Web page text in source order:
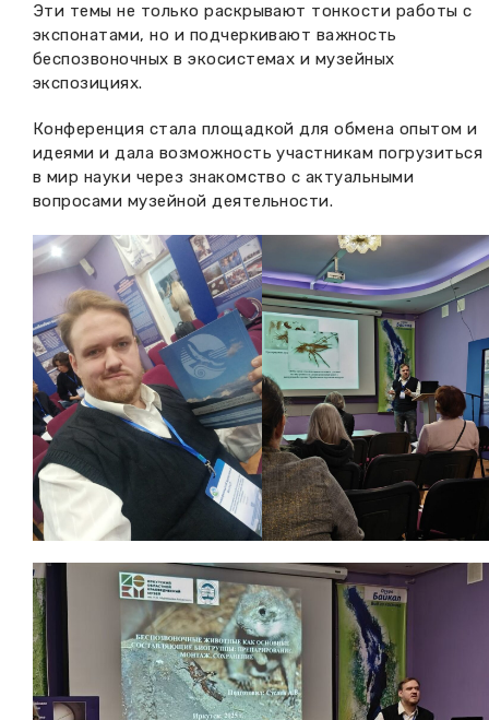
Эти темы не только раскрывают тонкости работы с
экспонатами, но и подчеркивают важность
беспозвоночных в экосистемах и музейных
экспозициях.
Конференция стала площадкой для обмена опытом и
идеями и дала возможность участникам погрузиться
в мир науки через знакомство с актуальными
вопросами музейной деятельности.